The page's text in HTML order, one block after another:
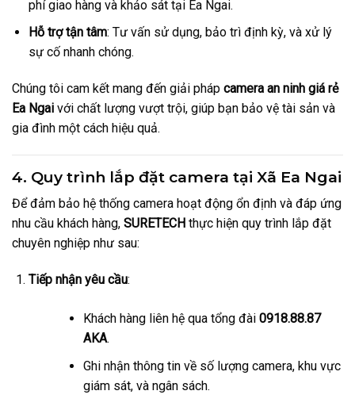
phí giao hàng và khảo sát tại Ea Ngai.
Hỗ trợ tận tâm: Tư vấn sử dụng, bảo trì định kỳ, và xử lý
sự cố nhanh chóng.
Chúng tôi cam kết mang đến giải pháp camera an ninh giá rẻ
Ea Ngai với chất lượng vượt trội, giúp bạn bảo vệ tài sản và
gia đình một cách hiệu quả.
4. Quy trình lắp đặt camera tại Xã Ea Ngai
Để đảm bảo hệ thống camera hoạt động ổn định và đáp ứng
nhu cầu khách hàng, SURETECH thực hiện quy trình lắp đặt
chuyên nghiệp như sau:
Tiếp nhận yêu cầu:
Khách hàng liên hệ qua tổng đài 0918.88.87
AKA.
Ghi nhận thông tin về số lượng camera, khu vực
giám sát, và ngân sách.